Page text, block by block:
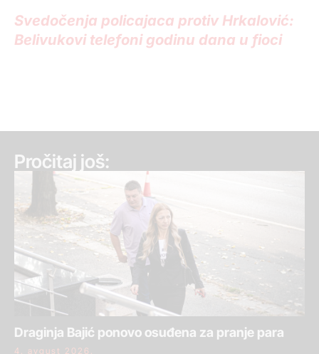
Svedočenja policajaca protiv Hrkalović:
Belivukovi telefoni godinu dana u fioci
Pročitaj još:
Draginja Bajić ponovo osuđena za pranje para
4. avgust 2026.